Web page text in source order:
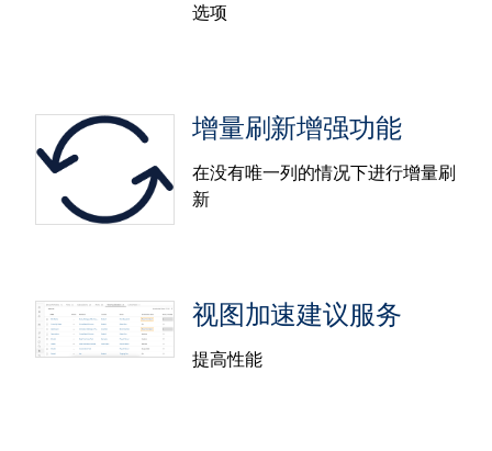
Table Extensions 代码编辑器
器允许您设置首选编码语言（R、Python、Javascript
或纯文本），并为 Desktop、Server 和 Cloud 中的
Table Extensions 提供了语法突出显示、代码格式化
和命令面板。Tableau 还为独特的 Tableau 关键字
选项
增强表格的可见性。根据可视化中的内容，阴影选项
将动态显示在右侧的格式设置窗格中。合计和总和也
可以添加阴影。 仪表板的尺寸调整窗格现在处于活动
增量刷新增强功能
在没有唯一列的情况下进行增量刷
新
增量刷新增强功能
视图加速建议服务
提高性能